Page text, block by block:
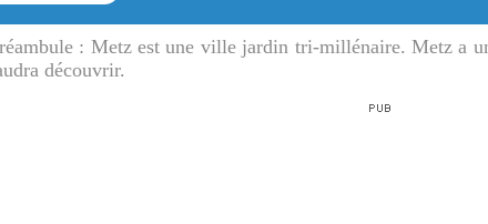
: Metz est une ville jardin tri-millénaire. Metz a
découvrir.